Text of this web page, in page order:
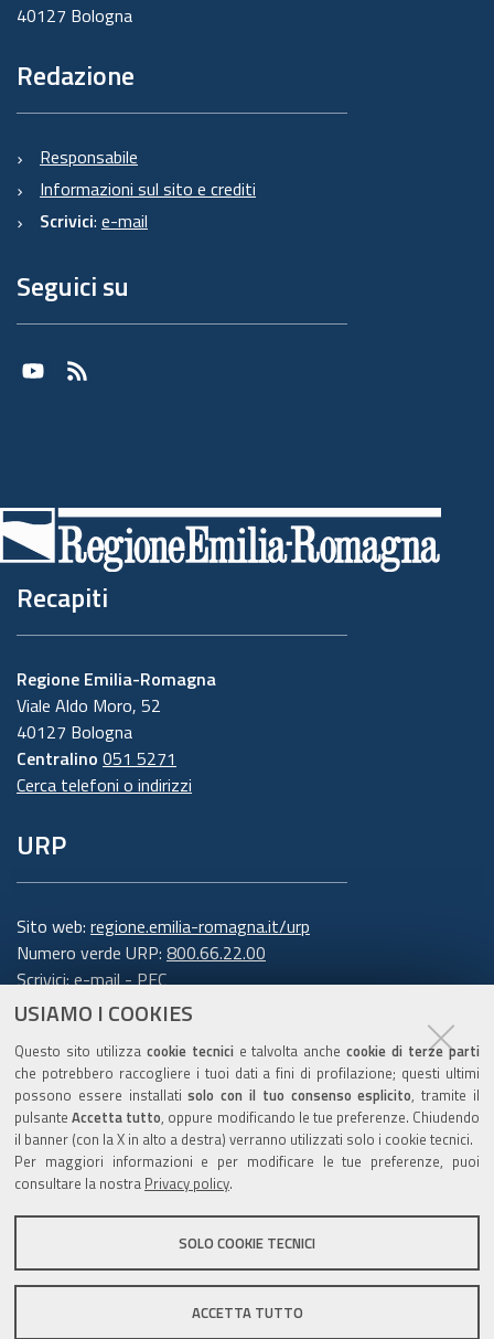
USIAMO I COOKIES
Questo sito utilizza cookie tecnici e talvolta anchecookie di terze parti
che potrebbero raccogliere i tuoi dati a fini di profilazione; questi ultimi
possono essere installatisolo con il tuo consenso esplicito, tramite il
pulsanteAccetta tutto, oppure modificando le tue preferenze. Chiudendo
il banner (con la X in alto a destra) verranno utilizzati solo i cookie tecnici.
Per maggiori informazioni e per modificare le tue preferenze, puoi
consultare la nostra Privacy policy.
SOLO COOKIE TECNICI
ACCETTA TUTTO
40127 Bologna
Redazione
Responsabile
Informazioni sul sito e crediti
Scrivici: e-mail
Seguici su
Youtube
RSS
Recapiti
Regione Emilia-Romagna
Viale Aldo Moro, 52
40127 Bologna
Centralino 051 5271
Cerca telefoni o indirizzi
URP
Sito web: regione.emilia-romagna.it/urp
Numero verde URP: 800.66.22.00
Scrivici:e-mail-PEC
Trasparenza
Amministrazione trasparente
Note legali e copyright
Privacy e cookie
Gestisci i cookie
Dichiarazione di accessibilità